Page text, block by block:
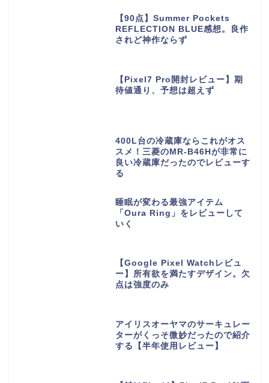
【90点】Summer Pockets
REFLECTION BLUE感想。良作
されど神作ならず
【Pixel7 Pro開封レビュー】期
待値通り、予想は超えず
400L台の冷蔵庫ならこれがオス
スメ！三菱のMR-B46Hが非常に
良い冷蔵庫だったのでレビューす
る
睡眠が変わる最強アイテム
「Oura Ring」をレビューして
いく
【Google Pixel Watchレビュ
ー】所有欲を満たすデザイン。欠
点は強度のみ
アイリスオーヤマのサーキュレー
ターがくっそ微妙だったので紹介
する【半年使用レビュー】